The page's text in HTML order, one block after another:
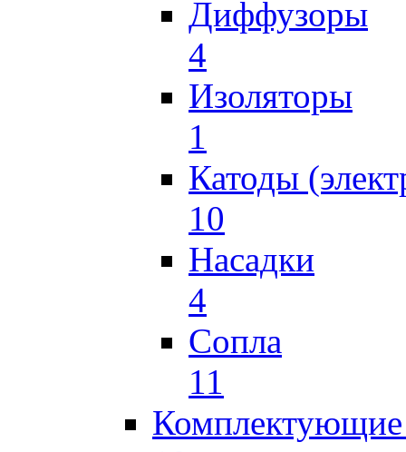
Диффузоры
4
Изоляторы
1
Катоды
10
Насадки
4
Сопла
11